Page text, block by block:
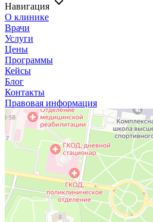
Навигация
О клинике
Врачи
Услуги
Цены
Программы
Кейсы
Блог
Контакты
Правовая информация